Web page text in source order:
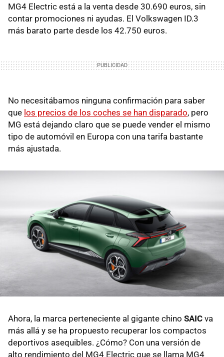
MG4 Electric está a la venta desde 30.690 euros, sin
contar promociones ni ayudas. El Volkswagen ID.3
más barato parte desde los 42.750 euros.
No necesitábamos ninguna confirmación para saber
que los precios de los coches se han disparado, pero
MG está dejando claro que se puede vender el mismo
tipo de automóvil en Europa con una tarifa bastante
más ajustada.
Ahora, la marca perteneciente al gigante chino SAIC va
más allá y se ha propuesto recuperar los compactos
deportivos asequibles. ¿Cómo? Con una versión de
alto rendimiento del MG4 Electric que se llama MG4